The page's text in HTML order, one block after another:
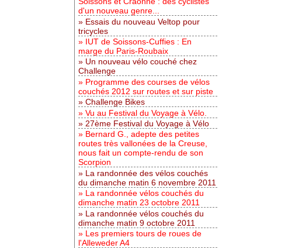
d'un nouveau genre...
Essais du nouveau Veltop pour
tricycles
IUT de Soissons-Cuffies : En
marge du Paris-Roubaix
Un nouveau vélo couché chez
Challenge
Programme des courses de vélos
couchés 2012 sur routes et sur piste
Challenge Bikes
Vu au Festival du Voyage à Vélo.
27ème Festival du Voyage à Vélo
Bernard G., adepte des petites
routes très vallonées de la Creuse,
nous fait un compte-rendu de son
Scorpion
La randonnée des vélos couchés
du dimanche matin 6 novembre 2011
La randonnée vélos couchés du
dimanche matin 23 octobre 2011
La randonnée vélos couchés du
dimanche matin 9 octobre 2011
Les premiers tours de roues de
l'Alleweder A4